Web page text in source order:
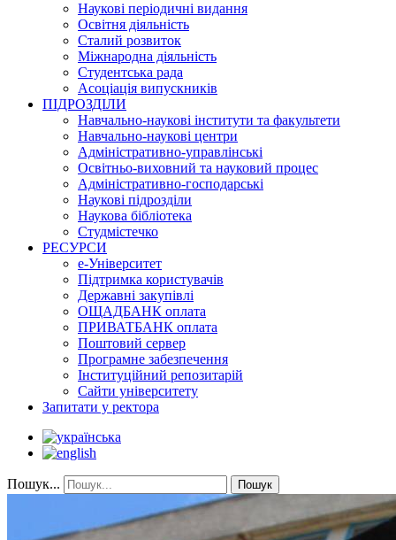
Наукові періодичні видання
Освітня діяльність
Сталий розвиток
Міжнародна діяльність
Студентська рада
Асоціація випускників
ПІДРОЗДІЛИ
Навчально-наукові інститути та факультети
Навчально-наукові центри
Адміністративно-управлінські
Освітньо-виховний та науковий процес
Адміністративно-господарські
Наукові підрозділи
Наукова бібліотека
Студмістечко
РЕСУРСИ
е-Університет
Підтримка користувачів
Державні закупівлі
ОЩАДБАНК оплата
ПРИВАТБАНК оплата
Поштовий сервер
Програмне забезпечення
Інституційний репозитарій
Сайти університету
Запитати у ректора
Пошук... Пошук